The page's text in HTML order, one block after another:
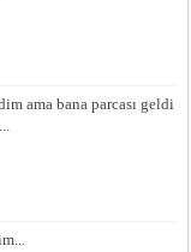
ama bana parcası geldi